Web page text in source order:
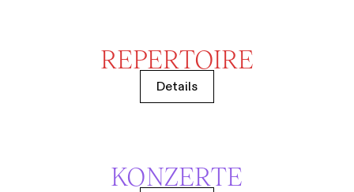
REPERTOIRE
Details
KONZERTE